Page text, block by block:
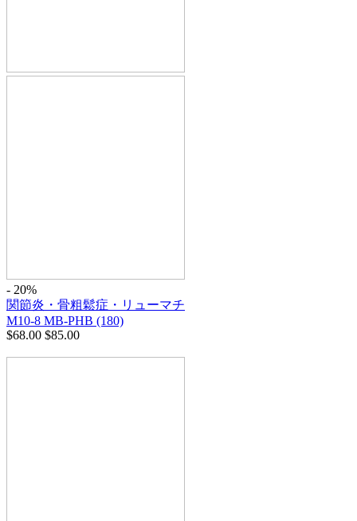
- 20%
関節炎・骨粗鬆症・リューマチ
M10-8 MB-PHB (180)
$68.00 $85.00